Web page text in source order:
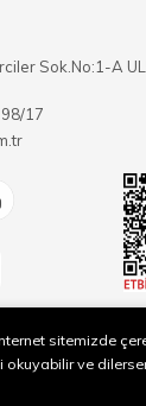
Sok.No:1-A
17
sitemizde
okuyabilir ve